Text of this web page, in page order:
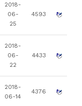
2018-
06-
25
4593
2018-
06-
22
4433
2018-
06-14
4376